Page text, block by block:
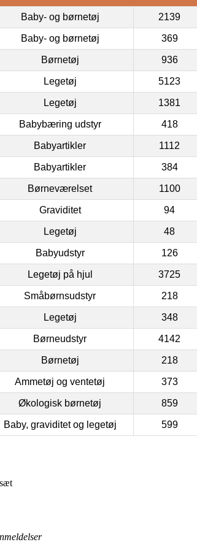
Baby- og børnetøj 2139
Baby- og børnetøj 369
Børnetøj 936
Legetøj 5123
Legetøj 1381
Babybæring udstyr 418
Babyartikler 1112
Babyartikler 384
Børneværelset 1100
Graviditet 94
Legetøj 48
Babyudstyr 126
Legetøj på hjul 3725
Småbørnsudstyr 218
Legetøj 348
Børneudstyr 4142
Børnetøj 218
Ammetøj og ventetøj 373
Økologisk børnetøj 859
Baby, graviditet og legetøj 599